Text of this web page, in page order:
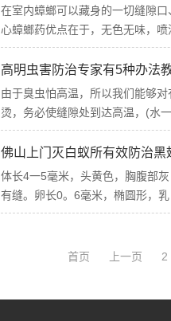
在室内蟑螂可以藏身的一切缝隙
心蟑螂药优点在于，无色无味，喷
高明虫害防治专家有5种办法
由于臭虫怕高温，所以我们能够
烫，务必使缝隙处到达高温，(水
佛山上门灭白蚁所有效防治黑
体长4一5毫米，头黄色，胸腹部
有缝。卵长0。6毫米，椭圆形，乳
首页 上一页 2